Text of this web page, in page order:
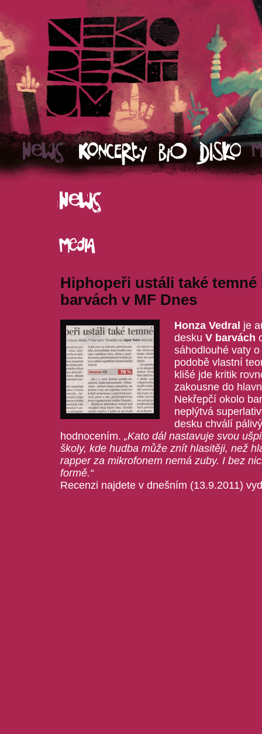
Hiphopeři ustáli také temné
barvách v MF Dnes
Honza Vedral je
desku V barvách
sáhodlouhé vaty
podobě vlastní
klišé jde kritik
zakousne do
Nekřepčí okolo
neplýtvá
desku chválí
hodnocením. „Kato dál nastavuje svou
školy, kde hudba může znít hlasitěji, než
rapper za mikrofonem nemá zuby. I bez
formě.“
Recenzi najdete v dnešním (13.9.2011)